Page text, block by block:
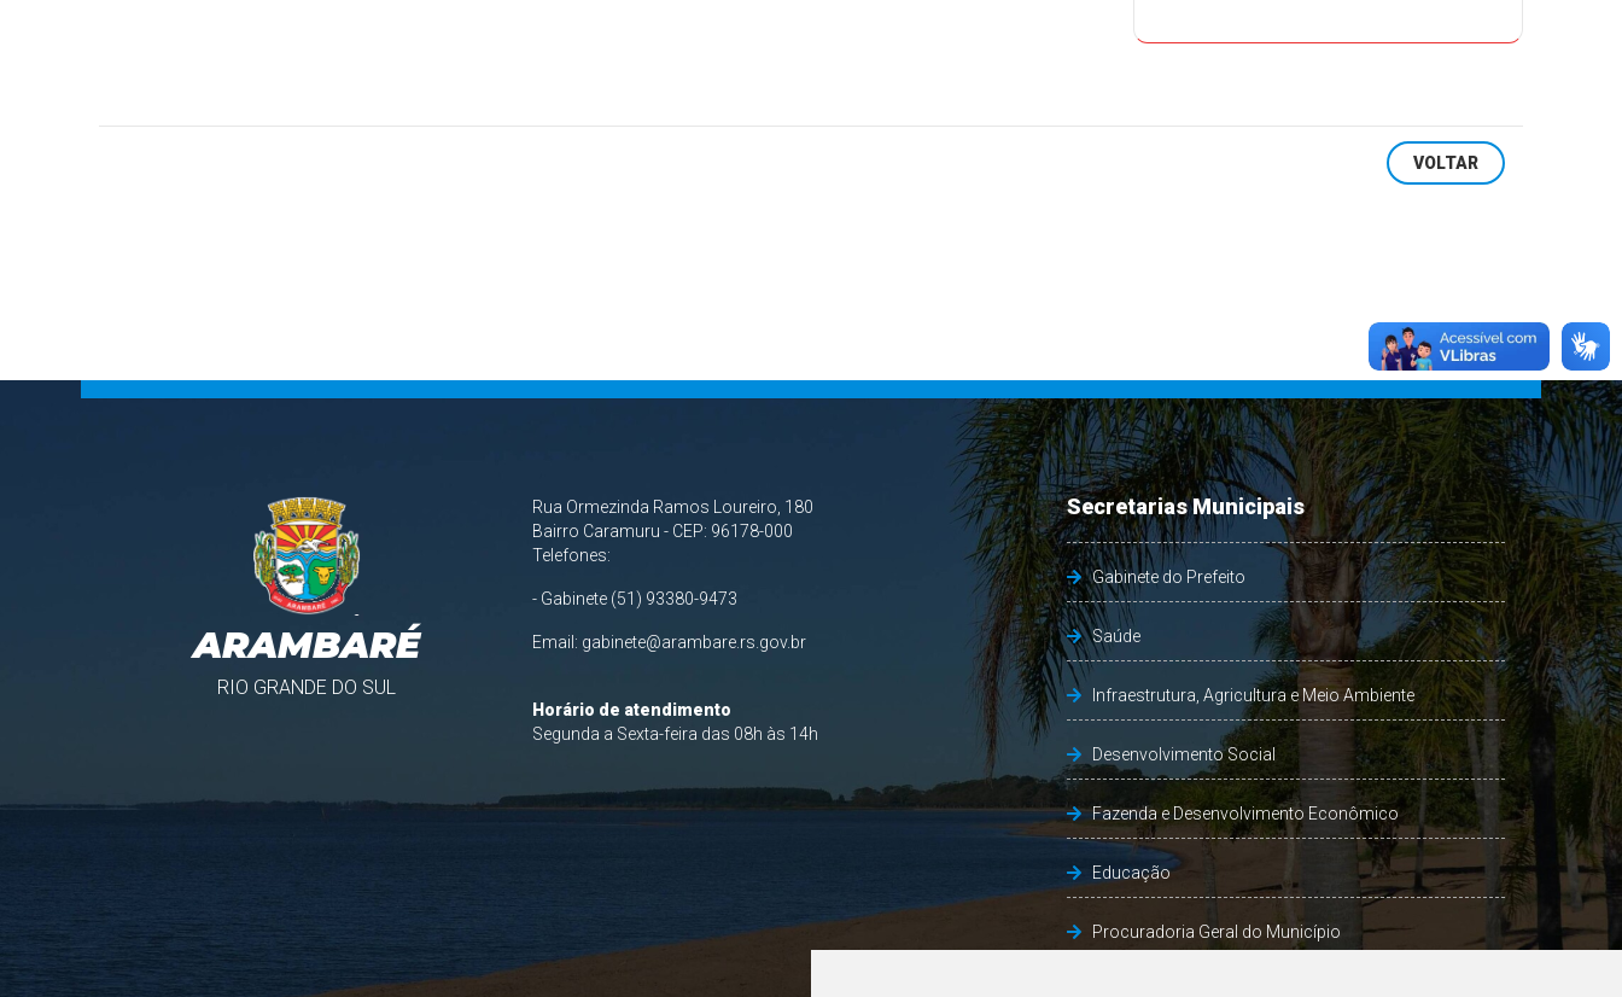
VOLTAR
ARAMBARÉ
RIO GRANDE DO SUL
Rua Ormezinda Ramos Loureiro, 180
Bairro Caramuru - CEP: 96178-000
Telefones:
- Gabinete (51) 93380-9473
Email: gabinete@arambare.rs.gov.br
Horário de atendimento
Segunda a Sexta-feira das 08h às 14h
Secretarias Municipais
Gabinete do Prefeito
Saúde
Infraestrutura, Agricultura e Meio Ambiente
Desenvolvimento Social
Fazenda e Desenvolvimento Econômico
Educação
Procuradoria Geral do Município